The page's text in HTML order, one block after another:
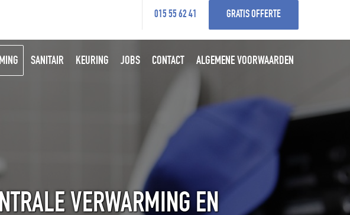
015 55 62 41 GRATIS OFFERTE
SANITAIR KEURING JOBS CONTACT ALGEMENE VOORWAARDEN
VERWARMING EN